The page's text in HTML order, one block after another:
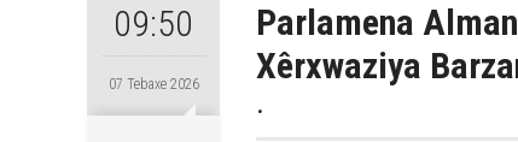
09:50
07 Tebaxe 2026
Parlamena
Xêrxwaziya
.